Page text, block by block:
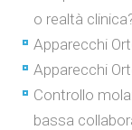
o realtà
Apparecchi
Apparecchi
Controllo
bassa